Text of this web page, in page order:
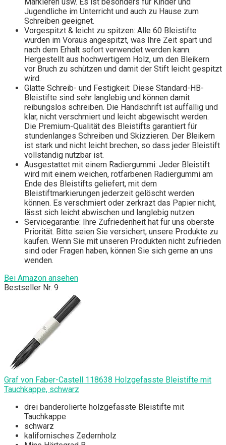
Jugendliche im Unterricht und auch zu Hause zum
Schreiben geeignet.
Vorgespitzt & leicht zu spitzen: Alle 60 Bleistifte
wurden im Voraus angespitzt, was Ihre Zeit spart und
nach dem Erhalt sofort verwendet werden kann.
Hergestellt aus hochwertigem Holz, um den Bleikern
vor Bruch zu schützen und damit der Stift leicht gespitzt
wird.
Glatte Schreib- und Festigkeit: Diese Standard-HB-
Bleistifte sind sehr langlebig und können damit
reibungslos schreiben. Die Handschrift ist auffällig und
klar, nicht verschmiert und leicht abgewischt werden.
Die Premium-Qualität des Bleistifts garantiert für
stundenlanges Schreiben und Skizzieren. Der Bleikern
ist stark und nicht leicht brechen, so dass jeder Bleistift
vollständig nutzbar ist.
Ausgestattet mit einem Radiergummi: Jeder Bleistift
wird mit einem weichen, rotfarbenen Radiergummi am
Ende des Bleistifts geliefert, mit dem
Bleistiftmarkierungen jederzeit gelöscht werden
können. Es verschmiert oder zerkrazt das Papier nicht,
lässt sich leicht abwischen und langlebig nutzen.
Servicegarantie: Ihre Zufriedenheit hat für uns oberste
Priorität. Bitte seien Sie versichert, unsere Produkte zu
kaufen. Wenn Sie mit unseren Produkten nicht zufrieden
sind oder Fragen haben, können Sie sich gerne an uns
wenden.
Bei Amazon ansehen
Bestseller Nr. 9
Graf von Faber-Castell 118638 Holzgefasste Bleistifte mit
Tauchkappe, schwarz
drei banderolierte holzgefasste Bleistifte mit
Tauchkappe
schwarz
kalifornisches Zedernholz